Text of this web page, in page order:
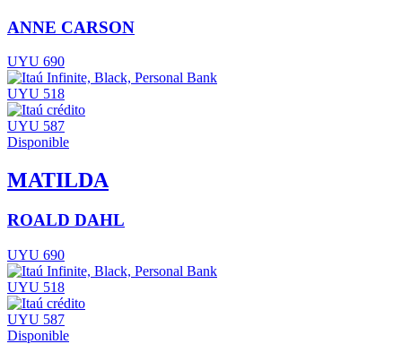
ANNE CARSON
UYU 690
UYU 518
UYU 587
Disponible
MATILDA
ROALD DAHL
UYU 690
UYU 518
UYU 587
Disponible